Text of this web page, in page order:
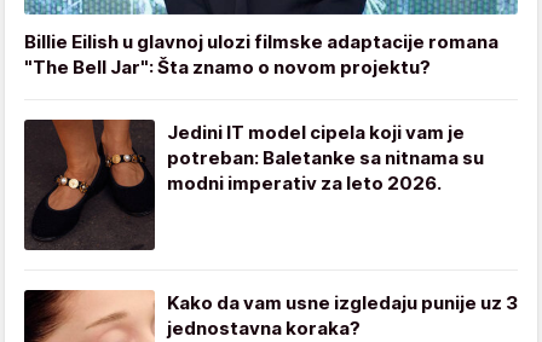
Billie Eilish u glavnoj ulozi filmske adaptacije romana
"The Bell Jar": Šta znamo o novom projektu?
Jedini IT model cipela koji vam je
potreban: Baletanke sa nitnama su
modni imperativ za leto 2026.
Kako da vam usne izgledaju punije uz 3
jednostavna koraka?